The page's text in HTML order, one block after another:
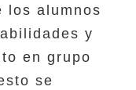
los alumnos
y
en grupo
se